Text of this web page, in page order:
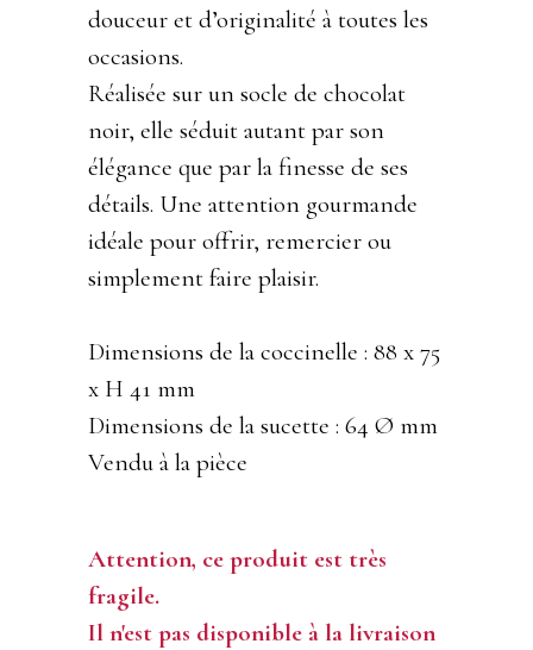
douceur et d’originalité à toutes les
occasions.
Réalisée sur un socle de chocolat
noir, elle séduit autant par son
élégance que par la finesse de ses
détails. Une attention gourmande
idéale pour offrir, remercier ou
simplement faire plaisir.
Dimensions de la coccinelle : 88 x 75
x H 41 mm
Dimensions de la sucette : 64 Ø mm
Vendu à la pièce
Attention, ce produit est très
fragile.
Il n'est pas disponible à la livraison